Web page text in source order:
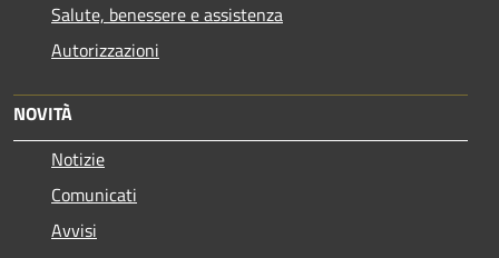
Salute, benessere e assistenza
Autorizzazioni
NOVITÀ
Notizie
Comunicati
Avvisi